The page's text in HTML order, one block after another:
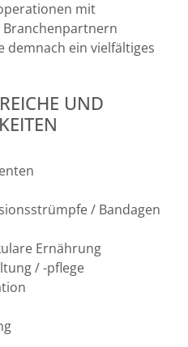
mit
demnach ein vielfältiges
UND
/ Bandagen
Ernährung
/ -pflege